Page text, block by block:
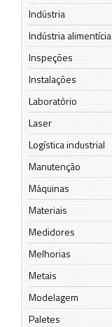
Indústria
Indústria alimentícia
Inspeções
Instalações
Laboratório
Laser
Logística industrial
Manutenção
Máquinas
Materiais
Medidores
Melhorias
Metais
Modelagem
Paletes